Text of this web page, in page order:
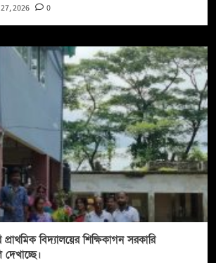
2026 0
বিদ্যালয়ের শিক্ষিকাগন সরকারি
দেখাচ্ছে।